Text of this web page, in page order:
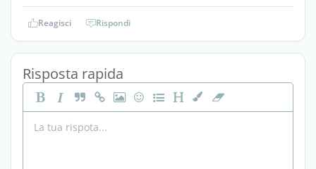
Reagisci Rispondi
Risposta rapida